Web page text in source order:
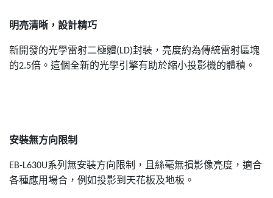
明亮清晰，設計精巧
新開發的光學雷射二極體(LD)封裝，亮度約為傳統雷射區塊
的2.5倍。這個全新的光學引擎有助於縮小投影機的體積。
安裝無方向限制
EB-L630U系列無安裝方向限制，且絲毫無損影像亮度，適合
各種應用場合，例如投影到天花板及地板。